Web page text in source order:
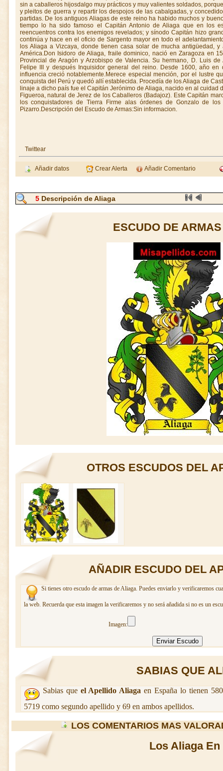
sin a caballeros hijosdalgo muy prácticos y muy valientes soldados,
y pleitos de guerra y repartir los despojos de las cabalgadas, y
partidas. De los antiguos Aliagas de este reino ha habido muchos y
tiempo lo ha sido famoso el Capitán Antonio de Aliaga que en los
reencuentros contra los enemigos revelados; y sínodo Capitán hizo
continúa y hace en el oficio de Sargento mayor en todo el
los Aliaga a Vizcaya, donde tienen casa solar de mucha antigüedad,
América.Don Isidoro de Aliaga, fraile dominico, nació en Zaragoza en
Provincial de Aragón y Arzobispo de Valencia. Su hermano, D. Luis
Felipe III y después Inquisidor general del reino. Desde 1600, año
influencia creció notablemente.Merece especial mención, por el lustre
conquista del Perú y quedó allí establecida. Procedía de los Aliaga de
linaje a dicho país fue el Capitán Jerónimo de Aliaga, nacido en al cuidad
Figueroa, natural de Jerez de los Caballeros (Badajoz). Este Capitán
los conquistadores de Tierra Firme alas órdenes de Gonzalo de
Pizarro.Descripción del Escudo de Armas:Sin informacion.
Twittear
Añadir datos Crear Alerta Añadir Comentario
5 Descripción de Aliaga
ESCUDO DE
OTROS ESCUDOS DEL
AÑADIR ESCUDO DEL
Si tienes otro escudo de armas de Aliaga. Puedes enviarlo y verificaremos
la web. Recuerda que esta imagen la verificaremos y no será añadida si no es un
Imagen:
SABIAS QUE
Sabias que el Apellido Aliaga en España lo tienen
5719 como segundo apellido y 69 en ambos apellidos.
LOS COMENTARIOS MAS
Los Aliaga En